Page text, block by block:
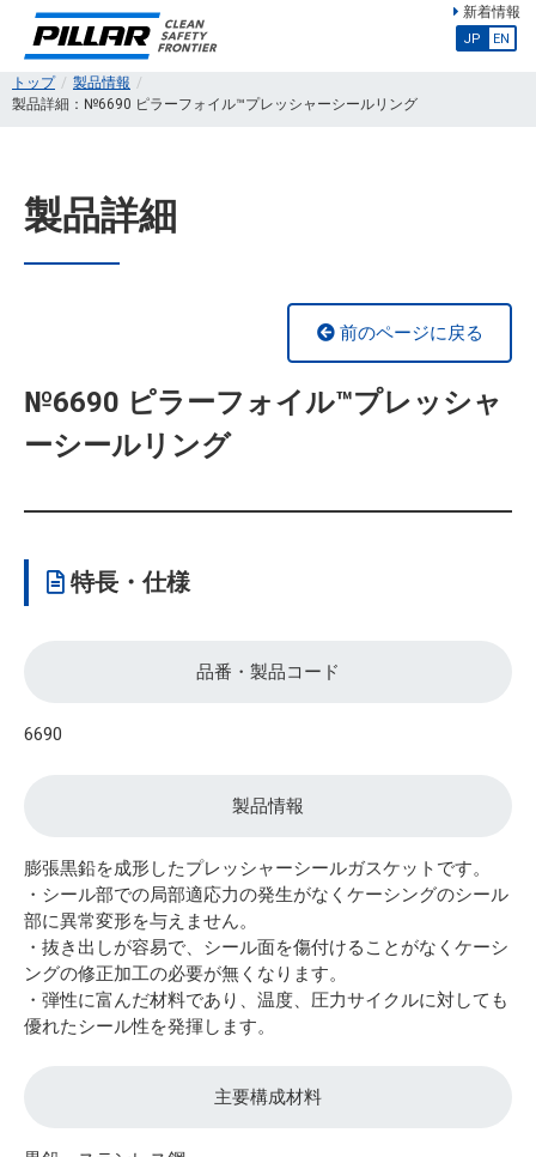
新着情報
JP EN
トップ
製品情報
製品詳細：№6690 ピラーフォイル™プレッシャーシールリング
製品詳細
前のページに戻る
№6690 ピラーフォイル™プレッシャ
ーシールリング
特長・仕様
品番・製品コード
6690
製品情報
膨張黒鉛を成形したプレッシャーシールガスケットです。
・シール部での局部適応力の発生がなくケーシングのシール
部に異常変形を与えません。
・抜き出しが容易で、シール面を傷付けることがなくケーシ
ングの修正加工の必要が無くなります。
・弾性に富んだ材料であり、温度、圧力サイクルに対しても
優れたシール性を発揮します。
主要構成材料